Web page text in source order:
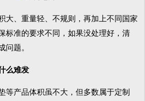
、重量轻、不规则，再加上不同国家
标准的要求不同，如果没处理好，清
问题。
么难发
产品体积虽不大，但多数属于定制